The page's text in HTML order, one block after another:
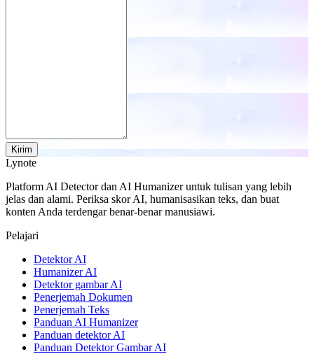
Kirim
Lynote
Platform AI Detector dan AI Humanizer untuk tulisan yang lebih
jelas dan alami. Periksa skor AI, humanisasikan teks, dan buat
konten Anda terdengar benar-benar manusiawi.
Pelajari
Detektor AI
Humanizer AI
Detektor gambar AI
Penerjemah Dokumen
Penerjemah Teks
Panduan AI Humanizer
Panduan detektor AI
Panduan Detektor Gambar AI